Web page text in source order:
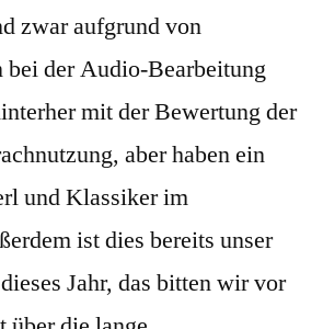
zwar aufgrund von
bei der Audio-Bearbeitung
mit der Bewertung der
aber haben ein
und Klassiker im
ist dies bereits unser
Jahr, das bitten wir vor